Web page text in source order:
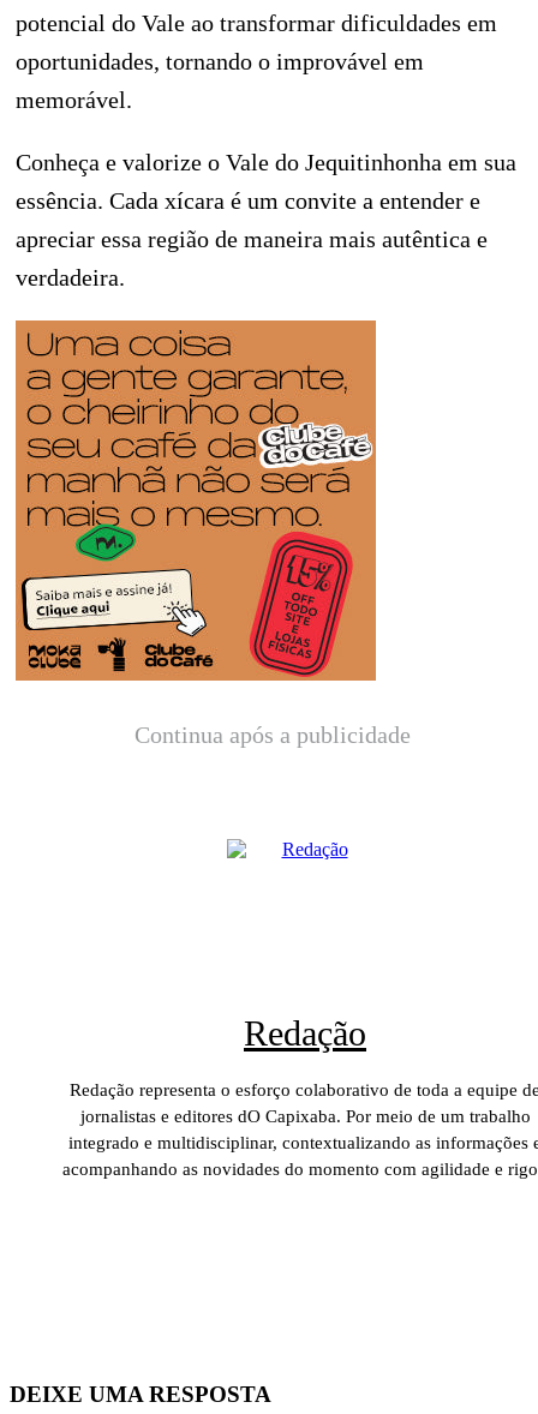
potencial do Vale ao transformar dificuldades em
oportunidades, tornando o improvável em
memorável.
Conheça e valorize o Vale do Jequitinhonha em sua
essência. Cada xícara é um convite a entender e
apreciar essa região de maneira mais autêntica e
verdadeira.
Continua após a publicidade
Redação
Redação representa o esforço colaborativo de toda a equipe
jornalistas e editores dO Capixaba. Por meio de um trabalho
integrado e multidisciplinar, contextualizando as informações
acompanhando as novidades do momento com agilidade e
DEIXE UMA RESPOSTA